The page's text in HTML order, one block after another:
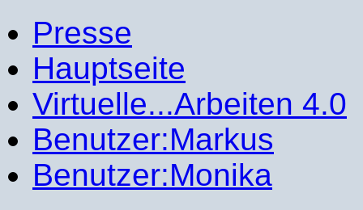
Presse
Hauptseite
Virtuelle...Arbeiten 4.0
Benutzer:Markus
Benutzer:Monika